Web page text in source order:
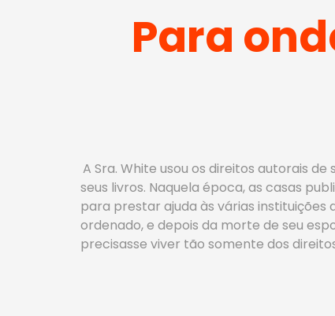
Para
A Sra. White usou os direitos autorais
seus livros. Naquela época, as casas
para prestar ajuda às várias instituições
ordenado, e depois da morte de seu
precisasse viver tão somente dos